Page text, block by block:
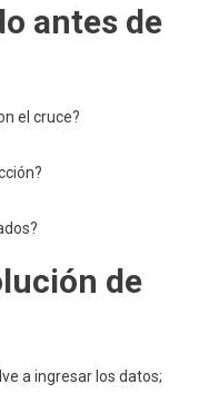
antes de
el cruce?
de
a ingresar los datos;